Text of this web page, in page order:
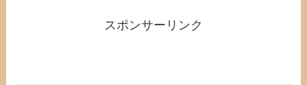
スポンサーリンク